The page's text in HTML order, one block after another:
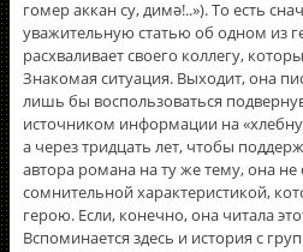
гомер аккан су, димә!..»). То есть
уважительную статью об одном из
расхваливает своего коллегу,
Знакомая ситуация. Выходит, она
лишь бы воспользоваться
источником информации на
а через тридцать лет, чтобы
автора романа на ту же тему, она не
сомнительной характеристикой,
герою. Если, конечно, она читала
Вспоминается здесь и история с